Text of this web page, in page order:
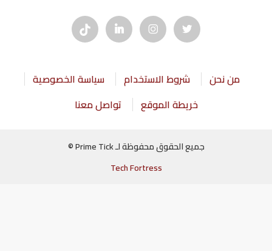
من نحن شروط الاستخدام
سياسة الخصوصية
خريطة الموقع
تواصل معنا
جميع الحقوق محفوظة لـ Prime Tick ©
Tech Fortress